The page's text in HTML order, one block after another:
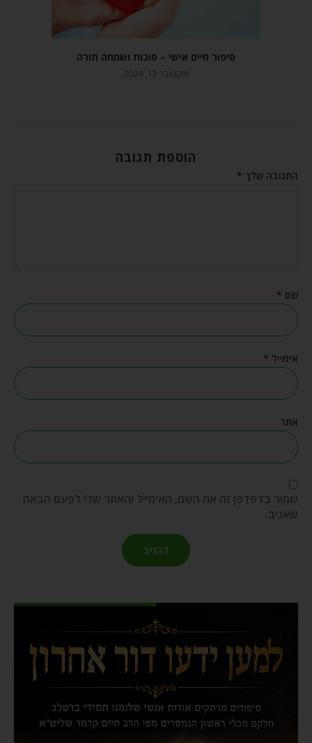
סיפור חיים אישי – סוכות ושמחה תורה
אוקטובר 13, 2024
הוספת תגובה
התגובה שלך *
שם *
אימייל *
אתר
שמור בדפדפן זה את השם, האימייל והאתר שלי לפעם הבאה
שאגיב.